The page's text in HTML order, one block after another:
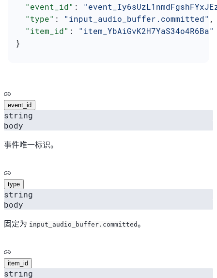
  "event_id"
:
  "type"
: "input_audio_buffer.committed" ,
  "item_id"
: "item_YbAiGvK2H7YaS34o4R6Ba"
}
event_id
string
body
事件唯一标识。
type
string
body
固定为 input_audio_buffer.committed。
item_id
string